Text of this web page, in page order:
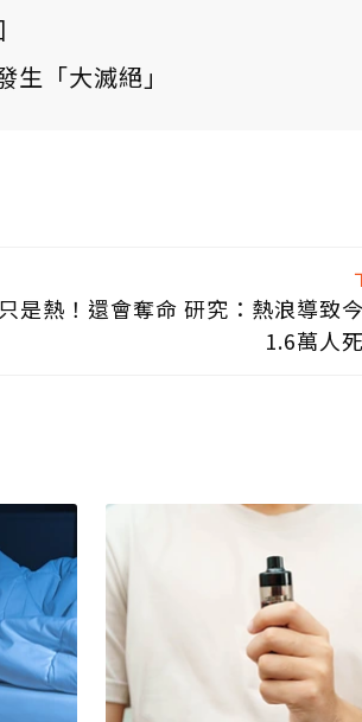
「大滅絕」
是熱！還會奪命 研究：熱浪導致
1.6萬人